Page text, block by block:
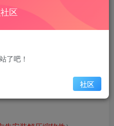
辑、调色、美化音频、字幕
区
了吧！
社区